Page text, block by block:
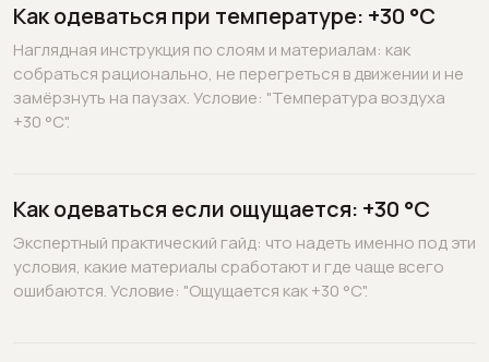
Как одеваться при температуре: +30 °C
Наглядная инструкция по слоям и материалам: как
собраться рационально, не перегреться в движении и не
замёрзнуть на паузах. Условие: "Температура воздуха
+30 °C".
Как одеваться если ощущается: +30 °C
Экспертный практический гайд: что надеть именно под эти
условия, какие материалы сработают и где чаще всего
ошибаются. Условие: "Ощущается как +30 °C".